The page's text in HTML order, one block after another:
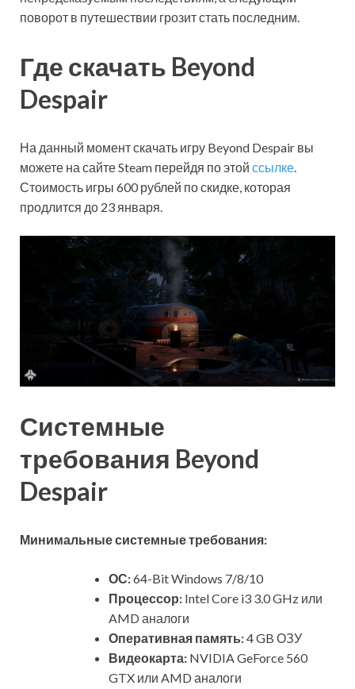
поворот в путешествии грозит стать последним.
Где скачать Beyond
Despair
На данный момент скачать игру Beyond Despair вы
можете на сайте Steam перейдя по этой ссылке.
Стоимость игры 600 рублей по скидке, которая
продлится до 23 января.
Системные
требования Beyond
Despair
Минимальные системные требования:
ОС:64-Bit Windows 7/8/10
Процессор: Intel Core i3 3.0 GHz или
AMD аналоги
Оперативная память:4 GB ОЗУ
Видеокарта: NVIDIA GeForce 560
GTX или AMD аналоги